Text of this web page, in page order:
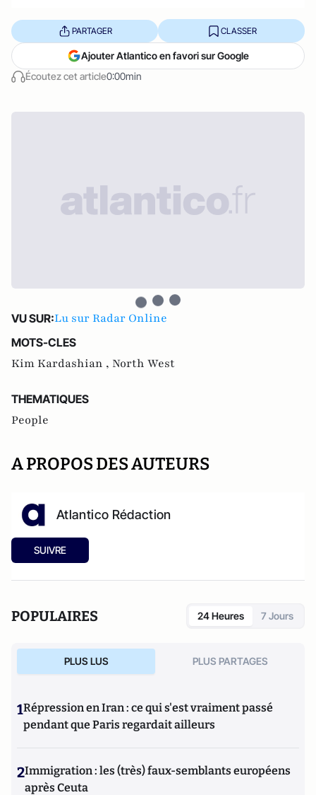
Écoutez cet article0:00min
PARTAGER CLASSER
Ajouter Atlantico en favori sur Google
VU SUR:Lu sur Radar Online
MOTS-CLES
Kim Kardashian , North West
THEMATIQUES
People
A PROPOS DES AUTEURS
Atlantico Rédaction
SUIVRE
POPULAIRES 24 Heures 7 Jours
PLUS LUS PLUS PARTAGES
1Répression en Iran : ce qui s'est vraiment passé
pendant que Paris regardait ailleurs
2Immigration : les (très) faux-semblants européens
après Ceuta